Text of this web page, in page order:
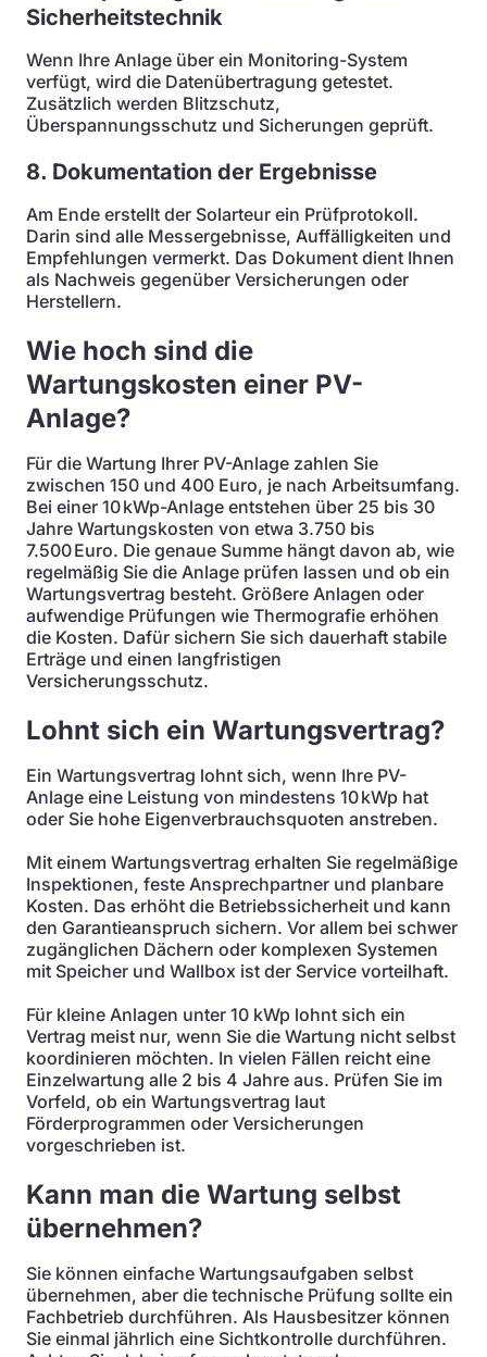
Sicherheitstechnik
Wenn Ihre Anlage über ein Monitoring-System
verfügt, wird die Datenübertragung getestet.
Zusätzlich werden Blitzschutz,
Überspannungsschutz und Sicherungen geprüft.
8. Dokumentation der Ergebnisse
Am Ende erstellt der Solarteur ein Prüfprotokoll.
Darin sind alle Messergebnisse, Auffälligkeiten und
Empfehlungen vermerkt. Das Dokument dient Ihnen
als Nachweis gegenüber Versicherungen oder
Herstellern.
Wie hoch sind die
Wartungskosten einer PV-
Anlage?
Für die Wartung Ihrer PV-Anlage zahlen Sie
zwischen 150 und 400 Euro, je nach Arbeitsumfang.
Bei einer 10 kWp-Anlage entstehen über 25 bis 30
Jahre Wartungskosten von etwa 3.750 bis
7.500 Euro. Die genaue Summe hängt davon ab, wie
regelmäßig Sie die Anlage prüfen lassen und ob ein
Wartungsvertrag besteht. Größere Anlagen oder
aufwendige Prüfungen wie Thermografie erhöhen
die Kosten. Dafür sichern Sie sich dauerhaft stabile
Erträge und einen langfristigen
Versicherungsschutz.
Lohnt sich ein Wartungsvertrag?
Ein Wartungsvertrag lohnt sich, wenn Ihre PV-
Anlage eine Leistung von mindestens 10 kWp hat
oder Sie hohe Eigenverbrauchsquoten anstreben.
Mit einem Wartungsvertrag erhalten Sie regelmäßige
Inspektionen, feste Ansprechpartner und planbare
Kosten. Das erhöht die Betriebssicherheit und kann
den Garantieanspruch sichern. Vor allem bei schwer
zugänglichen Dächern oder komplexen Systemen
mit Speicher und Wallbox ist der Service vorteilhaft.
Für kleine Anlagen unter 10 kWp lohnt sich ein
Vertrag meist nur, wenn Sie die Wartung nicht selbst
koordinieren möchten. In vielen Fällen reicht eine
Einzelwartung alle 2 bis 4 Jahre aus. Prüfen Sie im
Vorfeld, ob ein Wartungsvertrag laut
Förderprogrammen oder Versicherungen
vorgeschrieben ist.
Kann man die Wartung selbst
übernehmen?
Sie können einfache Wartungsaufgaben selbst
übernehmen, aber die technische Prüfung sollte ein
Fachbetrieb durchführen. Als Hausbesitzer können
Sie einmal jährlich eine Sichtkontrolle durchführen.